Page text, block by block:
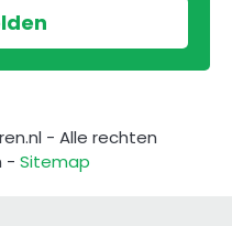
- Alle rechten
- Sitemap